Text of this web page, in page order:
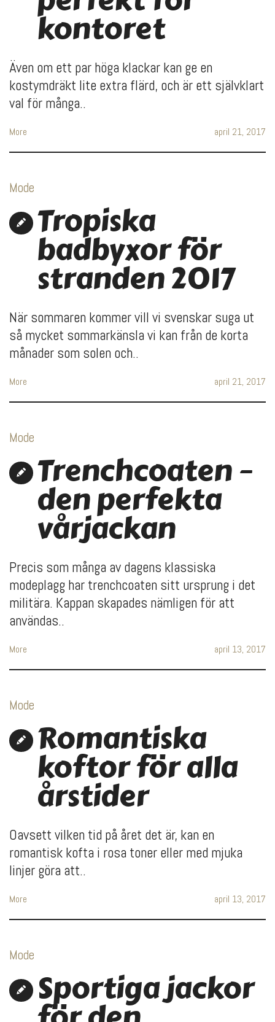
kontoret
Även om ett par höga klackar kan ge en
kostymdräkt lite extra flärd, och är ett självklart
val för många..
More april 21, 2017
Mode
Tropiska
badbyxor för
stranden 2017
När sommaren kommer vill vi svenskar suga ut
så mycket sommarkänsla vi kan från de korta
månader som solen och..
More april 21, 2017
Mode
Trenchcoaten –
den perfekta
vårjackan
Precis som många av dagens klassiska
modeplagg har trenchcoaten sitt ursprung i det
militära. Kappan skapades nämligen för att
användas..
More april 13, 2017
Mode
Romantiska
koftor för alla
årstider
Oavsett vilken tid på året det är, kan en
romantisk kofta i rosa toner eller med mjuka
linjer göra att..
More april 13, 2017
Mode
Sportiga jackor